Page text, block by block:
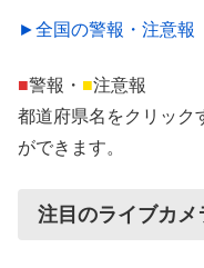
►全国の警報・注意報
■警報・ ■注意報
都道府県名をクリック
ができます。
注目のライブカメ